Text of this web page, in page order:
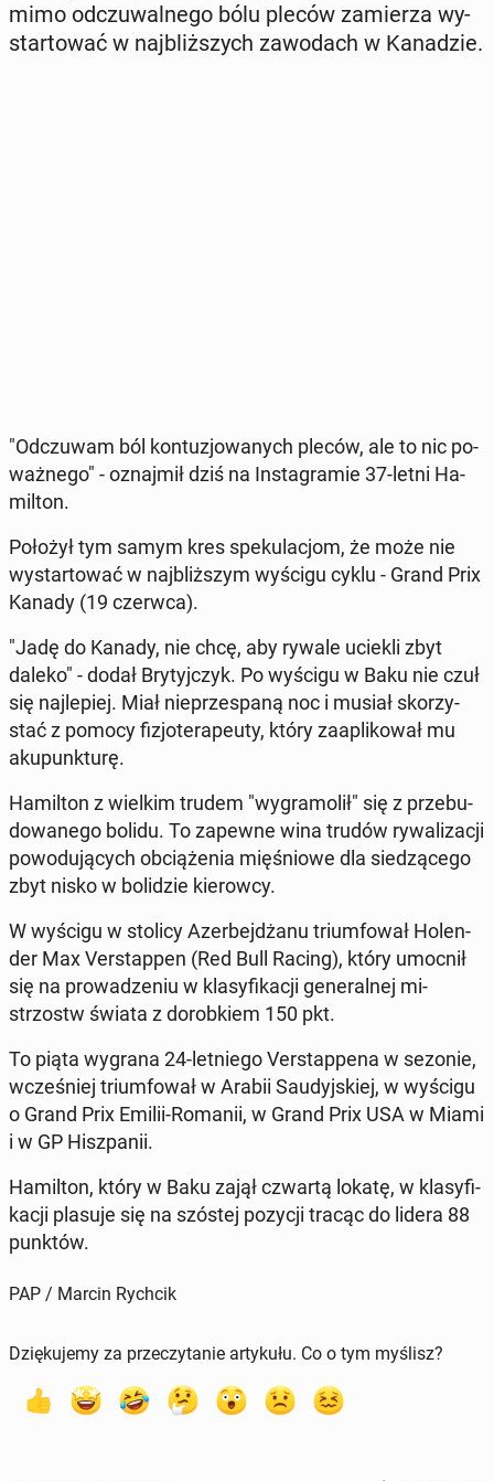
mimo od­czu­wal­ne­go bólu pleców za­mie­rza wy­
star­to­wać w naj­bliż­szych za­wo­dach w Ka­na­dzie.
"Od­czu­wam ból kon­tu­zjo­wa­nych pleców, ale to nic po­
waż­ne­go" - oznaj­mił dziś na In­sta­gra­mie 37-letni Ha­
mil­ton.
Położył tym samym kres spe­ku­la­cjom, że może nie
wy­star­to­wać w naj­bliż­szym wyścigu cyklu - Grand Prix
Kanady (19 czerwca).
"Jadę do Kanady, nie chcę, aby rywale uciekli zbyt
daleko" - dodał Bry­tyj­czyk. Po wyścigu w Baku nie czuł
się naj­le­piej. Miał nie­prze­spa­ną noc i musiał sko­rzy­
stać z pomocy fi­zjo­te­ra­peu­ty, który za­apli­ko­wał mu
aku­punk­tu­rę.
Ha­mil­ton z wielkim trudem "wy­gra­mo­lił" się z prze­bu­
do­wa­ne­go bolidu. To zapewne wina trudów ry­wa­li­za­cji
po­wo­du­ją­cych ob­cią­że­nia mię­śnio­we dla sie­dzą­ce­go
zbyt nisko w bo­li­dzie kie­row­cy.
W wyścigu w stolicy Azer­bej­dża­nu trium­fo­wał Ho­len­
der Max Ver­stap­pen (Red Bull Racing), który umocnił
się na pro­wa­dze­niu w kla­sy­fi­ka­cji ge­ne­ral­nej mi­
strzostw świata z do­rob­kiem 150 pkt.
To piąta wygrana 24-let­nie­go Ver­stap­pe­na w sezonie,
wcze­śniej trium­fo­wał w Arabii Sau­dyj­skiej, w wyścigu
o Grand Prix Emilii-Romanii, w Grand Prix USA w Miami
i w GP Hisz­pa­nii.
Ha­mil­ton, który w Baku zajął czwartą lokatę, w kla­sy­fi­
ka­cji plasuje się na szóstej pozycji tracąc do lidera 88
punktów.
PAP / Marcin Rychcik
Dziękujemy za przeczytanie artykułu. Co o tym myślisz?